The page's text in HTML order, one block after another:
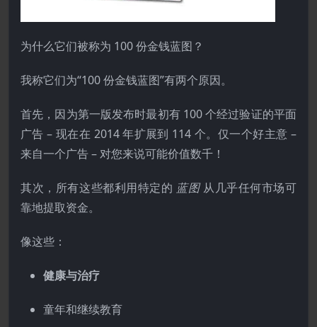
为什么它们被称为 100 份金钱蓝图？
我称它们为“100 份金钱蓝图”有两个原因。
首先，因为第一版发布时最初有 100 个经过验证的平面​​
广告 – 现在在 2014 年扩展到 114 个。仅一个好主意 –
来自一个广告 – 对您来说可能价值数千！
其次，所有这些都利用特定的 蓝图从几乎任何市场可
靠地提取资金。
像这些：
健康与治疗
童年和继续教育